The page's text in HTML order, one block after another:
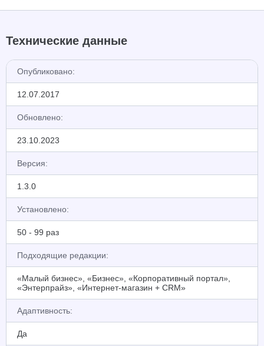
Технические данные
Опубликовано:
12.07.2017
Обновлено:
23.10.2023
Версия:
1.3.0
Установлено:
50 - 99 раз
Подходящие редакции:
«Малый бизнес», «Бизнес», «Корпоративный портал»,
«Энтерпрайз», «Интернет-магазин + CRM»
Адаптивность:
Да